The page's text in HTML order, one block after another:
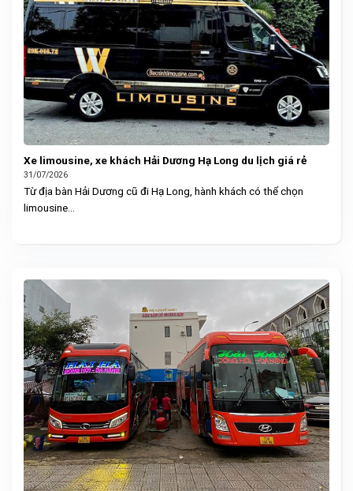
Xe limousine, xe khách Hải Dương Hạ Long du lịch giá rẻ
31/07/2026
Từ địa bàn Hải Dương cũ đi Hạ Long, hành khách có thể chọn
limousine...